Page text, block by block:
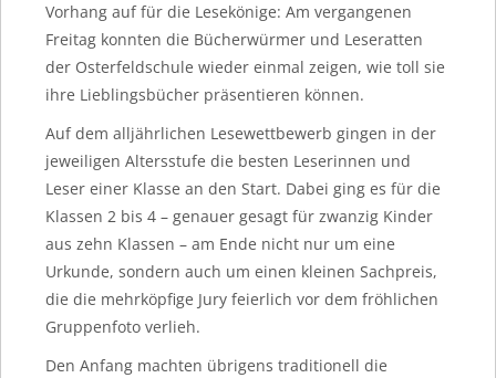
Vorhang auf für die Lesekönige: Am vergangenen
Freitag konnten die Bücherwürmer und Leseratten
der Osterfeldschule wieder einmal zeigen, wie toll sie
ihre Lieblingsbücher präsentieren können.
Auf dem alljährlichen Lesewettbewerb gingen in der
jeweiligen Altersstufe die besten Leserinnen und
Leser einer Klasse an den Start. Dabei ging es für die
Klassen 2 bis 4 – genauer gesagt für zwanzig Kinder
aus zehn Klassen – am Ende nicht nur um eine
Urkunde, sondern auch um einen kleinen Sachpreis,
die die mehrköpfige Jury feierlich vor dem fröhlichen
Gruppenfoto verlieh.
Den Anfang machten übrigens traditionell die